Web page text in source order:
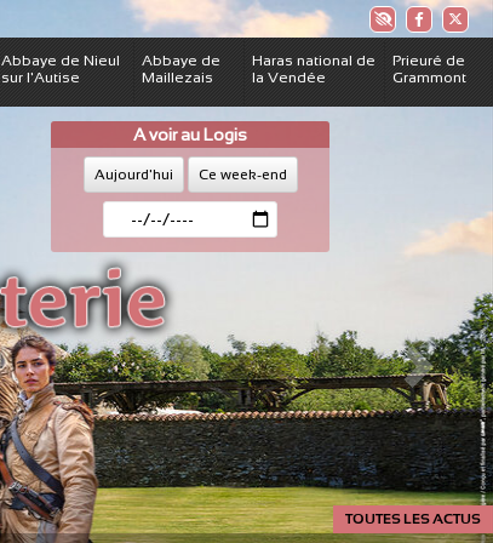
Accessibilité
Abbaye de Nieul
sur l'Autise
Abbaye de
Maillezais
Haras national de
la Vendée
Prieuré de
Grammont
A voir au Logis
Aujourd'hui Ce week-end
TOUTES LES ACTUS